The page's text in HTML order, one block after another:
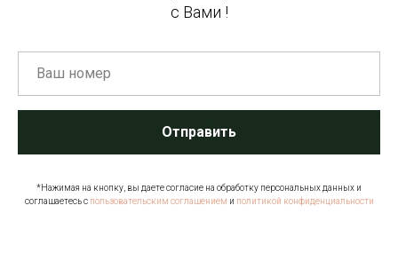
с Вами !
Отправить
*Нажимая на кнопку, вы даете согласие на обработку персональных данных и
соглашаетесь c пользовательским соглашением и политикой конфиденциальности